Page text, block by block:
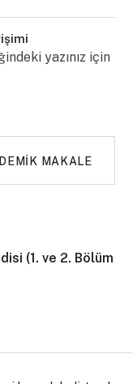
yazınız için
MAKALE
(1. ve 2. Bölüm